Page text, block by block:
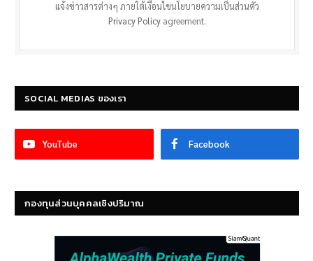
แจ้งข่าวสารต่างๆ ภายใต้เงื่อนไขนโยบายความเป็นส่วนตัว
Privacy Policyagreement.
SOCIAL MEDIAS ของเรา
YouTube Facebook
กองทุนส่วนบุคคลเชิงปริมาณ